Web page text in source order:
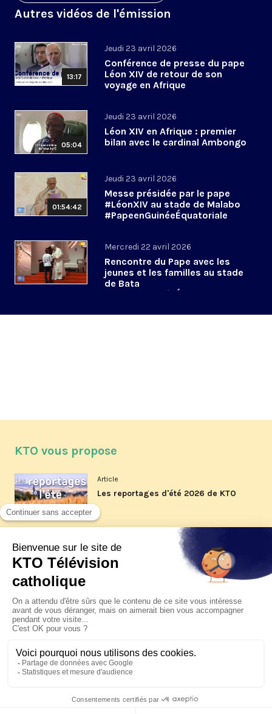
Autres vidéos de l'émission
13:17
Jeudi 23 avril 2026
Conférence de presse du pape
Léon XIV de retour de son
voyage en Afrique
05:04
Jeudi 23 avril 2026
Léon XIV en Afrique : premier
bilan avec le cardinal Ambongo
01:54:42
Jeudi 23 avril 2026
Messe présidée par le pape
#LéonXIV au stade de Malabo
#PapeenGuinéeÉquatoriale
Mercredi 22 avril 2026
Rencontre du Pape avec les
jeunes et les familles au stade
de Bata
#PapeenGuinéeÉquatoriale
KTO vous propose
Article
Les reportages d'été 2026 de KTO
La visite pastorale du pape Léon
XIV à Assise à suivre sur KTO le
jeudi 6 août
Le pape en Uruguay, Argentine et
Pérou du 6 au 17 novembre 2026
© KTO 2026 —Contact